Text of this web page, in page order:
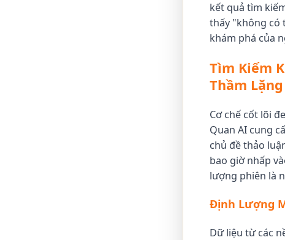
kết quả tìm
thấy "không có
khám phá của
Tìm Kiếm
Thầm Lặng
Cơ chế cốt lõi
Quan AI cung
chủ đề thảo
bao giờ nhấp
lượng phiên là
Định Lượng
Dữ liệu từ các